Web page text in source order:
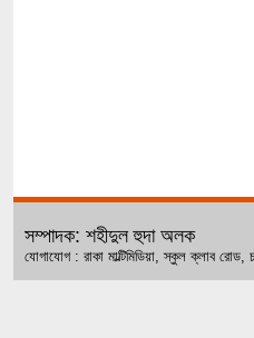
সম্পাদক: শহীদুল হুদা অলক
যোগাযোগ : রাকা মাল্টিমিডিয়া, স্কুল